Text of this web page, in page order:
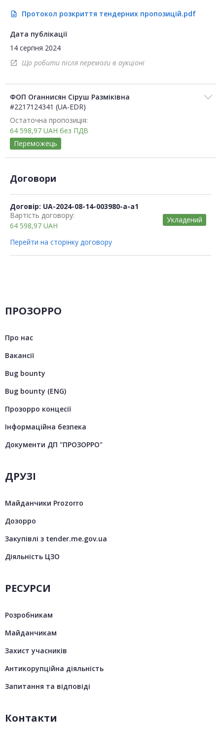
description Протокол розкриття тендерних пропозицій.pdf
Дата публікації
14 серпня 2024
open_in_new Що робити після перемоги в аукціоні
ФОП Оганнисян Сіруш Разміківна
#2217124341 (UA-EDR)
Остаточна пропозиція:
64 598,97 UAH без ПДВ
Переможець
Договори
Договір: UA-2024-08-14-003980-a-a1
Вартість договору:
64 598,97 UAH
Укладений
Перейти на сторінку договору
ПРОЗОРРО
Про нас
Вакансії
Bug bounty
Bug bounty (ENG)
Прозорро концесії
Інформаційна безпека
Документи ДП "ПРОЗОРРО"
ДРУЗІ
Майданчики Prozorro
Дозорро
Закупівлі з tender.me.gov.ua
Діяльність ЦЗО
РЕСУРСИ
Розробникам
Майданчикам
Захист учасників
Антикорупційна діяльність
Запитання та відповіді
Контакти